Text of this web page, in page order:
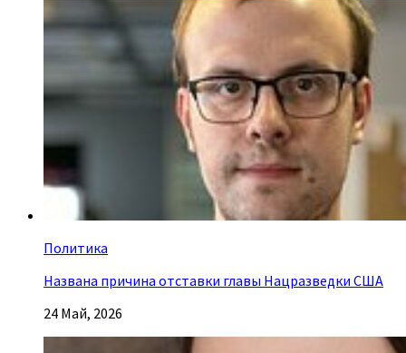
Политика
Названа причина отставки главы Нацразведки США
24 Май, 2026